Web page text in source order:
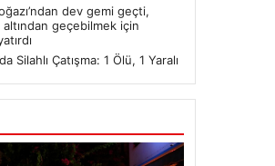
dev gemi geçti,
geçebilmek için
Silahlı Çatışma: 1 Ölü, 1 Yaralı